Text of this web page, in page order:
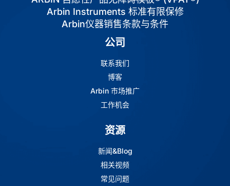
Arbin Instruments 标准有限保修
Arbin仪器销售条款与条件
公司
联系我们
博客
Arbin 市场推广
工作机会
资源
新闻&Blog
相关视频
常见问题